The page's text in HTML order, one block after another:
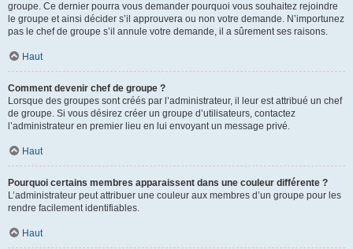
groupe. Ce dernier pourra vous demander pourquoi vous souhaitez rejoindre
le groupe et ainsi décider s’il approuvera ou non votre demande. N’importunez
pas le chef de groupe s’il annule votre demande, il a sûrement ses raisons.
Haut
Comment devenir chef de groupe ?
Lorsque des groupes sont créés par l’administrateur, il leur est attribué un chef
de groupe. Si vous désirez créer un groupe d’utilisateurs, contactez
l’administrateur en premier lieu en lui envoyant un message privé.
Haut
Pourquoi certains membres apparaissent dans une couleur différente ?
L’administrateur peut attribuer une couleur aux membres d’un groupe pour les
rendre facilement identifiables.
Haut